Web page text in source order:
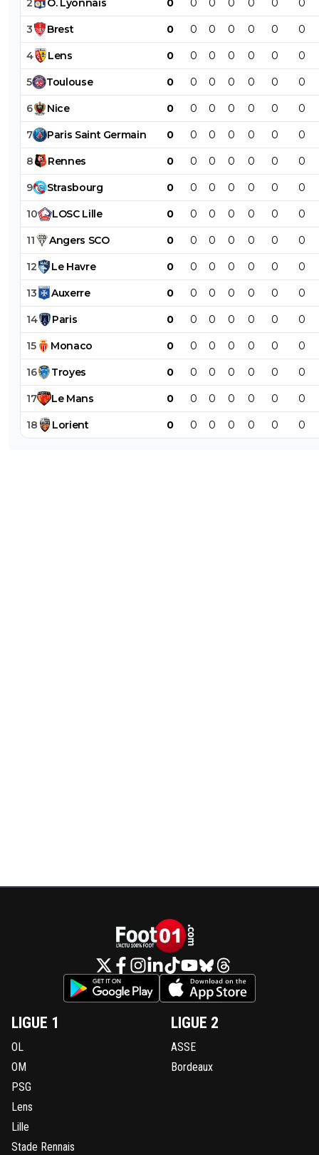
2 O. Lyonnais 0 0 0 0 0 0 0
3 Brest 0 0 0 0 0 0 0
4 Lens 0 0 0 0 0 0 0
5 Toulouse 0 0 0 0 0 0 0
6 Nice 0 0 0 0 0 0 0
7 Paris Saint Germain 0 0 0 0 0 0 0
8 Rennes 0 0 0 0 0 0 0
9 Strasbourg 0 0 0 0 0 0 0
10 LOSC Lille 0 0 0 0 0 0 0
11 Angers SCO 0 0 0 0 0 0 0
12 Le Havre 0 0 0 0 0 0 0
13 Auxerre 0 0 0 0 0 0 0
14 Paris 0 0 0 0 0 0 0
15 Monaco 0 0 0 0 0 0 0
16 Troyes 0 0 0 0 0 0 0
17 Le Mans 0 0 0 0 0 0 0
18 Lorient 0 0 0 0 0 0 0
LIGUE 1
OL
OM
PSG
Lens
Lille
Stade Rennais
LIGUE 2
ASSE
Bordeaux